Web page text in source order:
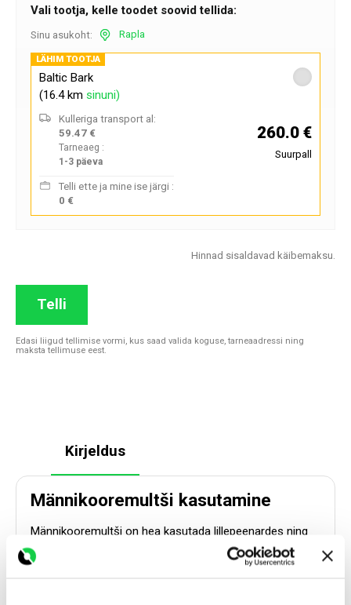
Vali tootja, kelle toodet soovid tellida:
Sinu asukoht: Rapla
LÄHIM TOOTJA
Baltic Bark
(16.4 km sinuni)
Kulleriga transport al:
59.47 €
Tarneaeg :
1-3 päeva
Telli ette ja mine ise järgi :
0 €
260.0 €
Suurpall
Hinnad sisaldavad käibemaksu.
Telli
Edasi liigud tellimise vormi, kus saad valida koguse, tarneaadressi ning
maksta tellimuse eest.
Kirjeldus
Männikooremultši kasutamine
Männikooremultši on hea kasutada lillepeenardes ning
põõsaste, puude ja hekkide alustel, kus soovitakse ära
hoida soovimatut umbrohtu. Männikooremultš on kauni
ja esteetilise välimusega ning säästab aiapidaja aega.